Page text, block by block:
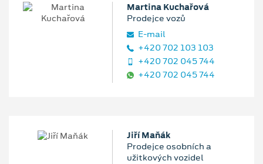
Martina Kuchařová
Prodejce vozů
E‑mail
+420 702 103 103
+420 702 045 744
+420 702 045 744
Jiří Maňák
Prodejce osobních a
užitkových vozidel